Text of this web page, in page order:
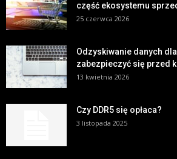
część ekosystemu
25 czerwca 2026
Odzyskiwanie danych
zabezpieczyć się przed
13 kwietnia 2026
Czy DDR5 się opłaca?
3 listopada 2025